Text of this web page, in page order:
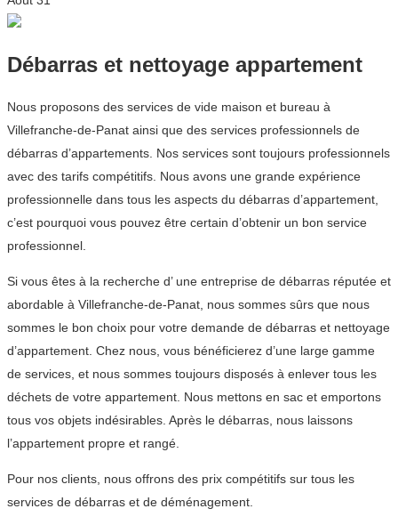
Débarras et nettoyage appartement
Nous proposons des services de vide maison et bureau à
Villefranche-de-Panat ainsi que des services professionnels de
débarras d’appartements. Nos services sont toujours professionnels
avec des tarifs compétitifs. Nous avons une grande expérience
professionnelle dans tous les aspects du débarras d’appartement,
c’est pourquoi vous pouvez être certain d’obtenir un bon service
professionnel.
Si vous êtes à la recherche d’ une entreprise de débarras réputée et
abordable à Villefranche-de-Panat, nous sommes sûrs que nous
sommes le bon choix pour votre demande de débarras et nettoyage
d’appartement. Chez nous, vous bénéficierez d’une large gamme
de services, et nous sommes toujours disposés à enlever tous les
déchets de votre appartement. Nous mettons en sac et emportons
tous vos objets indésirables. Après le débarras, nous laissons
l’appartement propre et rangé.
Pour nos clients, nous offrons des prix compétitifs sur tous les
services de débarras et de déménagement.